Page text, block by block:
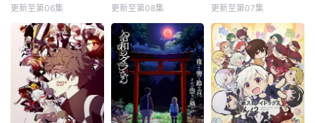
更新至第06集 更新至第08集 更新至第07集